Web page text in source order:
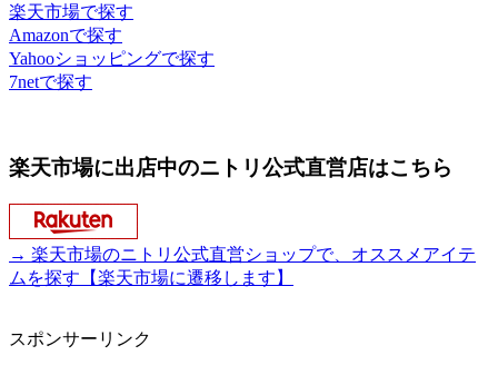
楽天市場で探す
Amazonで探す
Yahooショッピングで探す
7netで探す
楽天市場に出店中のニトリ公式直営店はこちら
→ 楽天市場のニトリ公式直営ショップで、オススメアイテ
ムを探す【楽天市場に遷移します】
スポンサーリンク